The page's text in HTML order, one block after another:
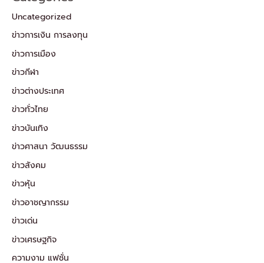
Uncategorized
ข่าวการเงิน การลงทุน
ข่าวการเมือง
ข่าวกีฬา
ข่าวต่างประเทศ
ข่าวทั่วไทย
ข่าวบันเทิง
ข่าวศาสนา วัฒนธรรม
ข่าวสังคม
ข่าวหุ้น
ข่าวอาชญากรรม
ข่าวเด่น
ข่าวเศรษฐกิจ
ความงาม แฟชั่น